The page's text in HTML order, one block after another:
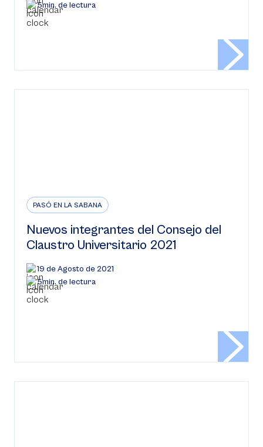
5min. de lectura
PASÓ EN LA SABANA
Nuevos integrantes del Consejo del
Claustro Universitario 2021
19 de Agosto de 2021
5min. de lectura